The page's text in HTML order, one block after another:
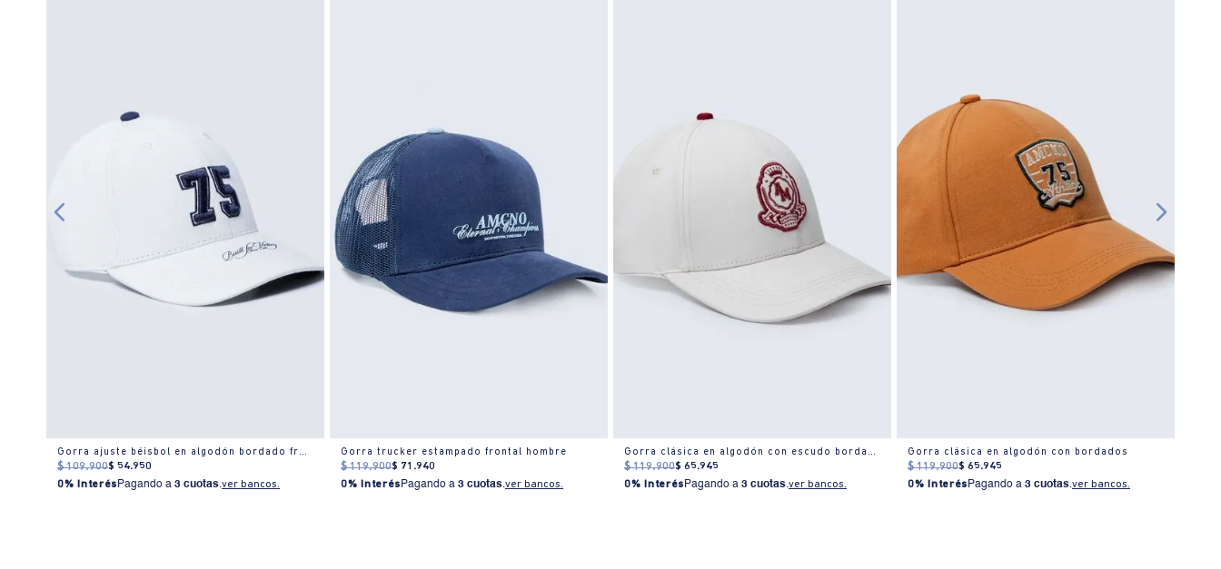
Gorra ajuste béisbol en algodón bordado frontal
$ 109.900$ 54.950
0% Interés Pagando a3 cuotas.ver bancos.
Gorra trucker estampado frontal hombre
$ 119.900$ 71 .940
0% Interés Pagando a3 cuotas.ver bancos.
Gorra clásica en algodón con escudo bordado
$ 119.900$ 65.945
0% Interés Pagando a3 cuotas.ver bancos.
Gorra clásica en algodón con bordados
$ 119.900$ 65.945
0% Interés Pagando a3 cuotas.ver bancos.